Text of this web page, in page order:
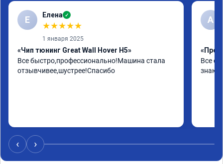
Е Елена ✓
★★★★★
1 января 2025
«Чип тюнинг Great Wall Hover H5»
Все быстро,профессионально!Машина стала
отзывчивее,шустрее!Спасибо
А
Все
знают
‹ ›